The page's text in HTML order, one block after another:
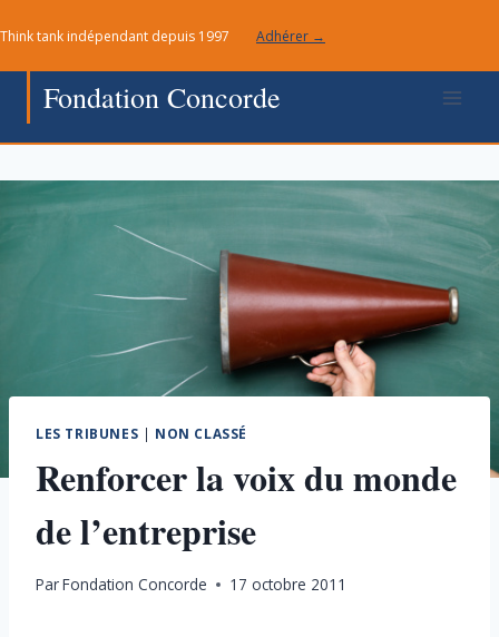
au
contenu
Think tank indépendant depuis 1997 Adhérer →
Fondation Concorde
LES TRIBUNES | NON CLASSÉ
Renforcer la voix du monde
de l’entreprise
ParFondation Concorde 17 octobre 2011